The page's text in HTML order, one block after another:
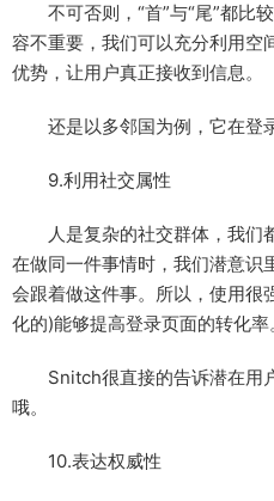
不可否则，“首”与“尾”都比
容不重要，我们可以充分利用空
优势，让用户真正接收到信息。
还是以多邻国为例，它在登
9.利用社交属性
人是复杂的社交群体，我们
在做同一件事情时，我们潜意识
会跟着做这件事。所以，使用很
化的)能够提高登录页面的转化率
Snitch很直接的告诉潜在用
哦。
10.表达权威性